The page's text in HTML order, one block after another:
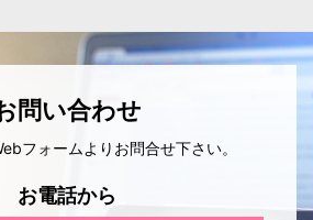
問い合わせ
フォームよりお問合せ下さい。
お電話から